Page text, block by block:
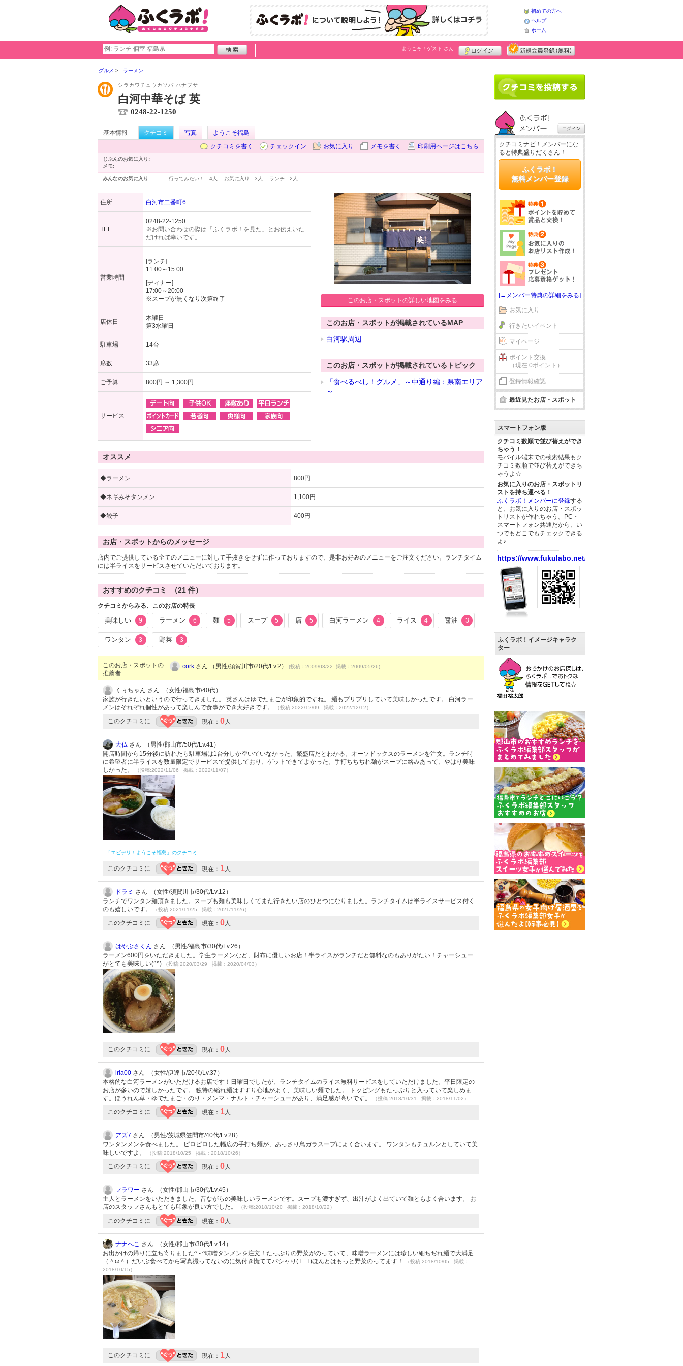
初めての方へ
ヘルプ
ホーム
ようこそ！ ゲスト さん
グルメ ラーメン
シラカワチュウカソバ ハナブサ
白河中華そば 英
0248-22-1250
基本情報 クチコミ 写真
ようこそ福島
クチコミを書く
チェックイン お気に入り メモを書く 印刷用ページはこちら
じぶんのお気に入り:
メモ:
みんなのお気に入り: 行ってみたい！… 4人 お気に入り… 3人 ランチ… 2人
住所 白河市二番町6
TEL
0248-22-1250
※お問い合わせの際は「ふくラボ！を見た」とお伝えいた
だければ幸いです。
営業時間
[ランチ]
11:00～15:00
[ディナー]
17:00～20:00
※スープが無くなり次第終了
店休日
木曜日
第3水曜日
駐車場 14台
席数 33席
ご予算 800円 ～ 1,300円
サービス
このお店・スポットの詳しい地図をみる
このお店・スポットが掲載されているMAP
白河駅周辺
このお店・スポットが掲載されているトピック
「食べるべし！グルメ」～中通り編：県南エリア
～
オススメ
◆ラーメン 800円
◆ネギみそタンメン 1,100円
◆餃子 400円
お店・スポットからのメッセージ
店内でご提供している全てのメニューに対して手抜きをせずに作っておりますので、是非お好みのメニューをご注文ください。ランチタイム
には半ライスをサービスさせていただいております。
おすすめのクチコミ （21 件）
クチコミからみる、このお店の特長
美味しい 9 ラーメン 6 麺 5 スープ 5 店 5 白河ラーメン 4 ライス 4 醤油 3
ワンタン 3 野菜 3
このお店・スポットの
推薦者
cork さん （男性/須賀川市/20代/Lv.2） (投稿：2009/03/22 掲載：2009/05/26)
くぅちゃん さん （女性/福島市/40代）
家族が行きたいというので行ってきました。 英さんはゆでたまごが印象的ですね。 麺もプリプリしていて美味しかったです。 白河ラー
メンはそれぞれ個性があって楽しんで食事ができ大好きです。
（投稿:2022/12/09 掲載：2022/12/12）
このクチコミに 現在： 0人
大仏 さん （男性/郡山市/50代/Lv.41）
開店時間から15分後に訪れたら駐車場は1台分しか空いていなかった。繁盛店だとわかる。オーソドックスのラーメンを注文。ランチ時
に希望者に半ライスを数量限定でサービスで提供しており、ゲットできてよかった。手打ちちぢれ麺がスープに絡みあって、やはり美味
しかった。
（投稿:2022/11/06 掲載：2022/11/07）
「エビデリ！ようこそ福島」のクチコミ
このクチコミに 現在： 1人
ドラミ さん （女性/須賀川市/30代/Lv.12）
ランチでワンタン麺頂きました。スープも麺も美味しくてまた行きたい店のひとつになりました。ランチタイムは半ライスサービス付く
のも嬉しいです。
（投稿:2021/11/25 掲載：2021/11/26）
このクチコミに 現在： 0人
はやぶさくん さん （男性/福島市/30代/Lv.26）
ラーメン600円をいただきました。学生ラーメンなど、財布に優しいお店！半ライスがランチだと無料なのもありがたい！チャーシュー
がとても美味しい(^^)
（投稿:2020/03/29 掲載：2020/04/03）
このクチコミに 現在： 0人
iria00 さん （女性/伊達市/20代/Lv.37）
本格的な白河ラーメンがいただけるお店です！日曜日でしたが、ランチタイムのライス無料サービスをしていただけました。平日限定の
お店が多いので嬉しかったです。 独特の縮れ麺はすすり心地がよく、美味しい麺でした。 トッピングもたっぷりと入っていて楽しめま
す。ほうれん草・ゆでたまご・のり・メンマ・ナルト・チャーシューがあり、満足感が高いです。
（投稿:2018/10/31 掲載：2018/11/02）
このクチコミに 現在： 1人
アズ7 さん （男性/茨城県笠間市/40代/Lv.28）
ワンタンメンを食べました。 ピロピロした幅広の手打ち麺が、あっさり鳥ガラスープによく合います。 ワンタンもチュルンとしていて美
味しいですよ。
（投稿:2018/10/25 掲載：2018/10/26）
このクチコミに 現在： 0人
フラワー さん （女性/郡山市/30代/Lv.45）
主人とラーメンをいただきました。昔ながらの美味しいラーメンです。スープも濃すぎず、出汁がよく出ていて麺ともよく合います。 お
店のスタッフさんもとても印象が良い方でした。
（投稿:2018/10/20 掲載：2018/10/22）
このクチコミに 現在： 0人
ナナぺこ さん （女性/郡山市/30代/Lv.14）
お出かけの帰りに立ち寄りました^ - ^味噌タンメンを注文！たっぷりの野菜がのっていて、味噌ラーメンには珍しい細ちぢれ麺で大満足
（＾ω＾）だいぶ食べてから写真撮ってないのに気付き慌ててパシャり(T . T)ほんとはもっと野菜のってます！
（投稿:2018/10/05 掲載：
2018/10/15）
このクチコミに 現在： 1人
クチコミナビ！メンバーにな
ると特典盛りだくさん！
ふくラボ！
無料メンバー登録
[→メンバー特典の詳細をみる]
お気に入り
行きたいイベント
マイページ
ポイント交換
（現在 0ポイント）
登録情報確認
最近見たお店・スポット
スマートフォン版
クチコミ数順で並び替えができ
ちゃう！
モバイル端末での検索結果もク
チコミ数順で並び替えができち
ゃうよ☆
お気に入りのお店・スポットリ
ストを持ち運べる！
ふくラボ！メンバーに登録する
と、お気に入りのお店・スポッ
トリストが作れちゃう。PC・
スマートフォン共通だから、い
つでもどこでもチェックできる
よ♪
https://www.fukulabo.net/
ふくラボ！イメージキャラク
ター